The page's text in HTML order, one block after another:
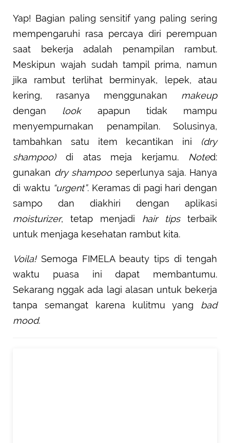
Yap! Bagian paling sensitif yang paling sering
mempengaruhi rasa percaya diri perempuan
saat bekerja adalah penampilan rambut.
Meskipun wajah sudah tampil prima, namun
jika rambut terlihat berminyak, lepek, atau
kering, rasanya menggunakan makeup
dengan lookapapun tidak mampu
menyempurnakan penampilan. Solusinya,
tambahkan satu item kecantikan ini (dry
shampoo)di atas meja kerjamu. Noted:
gunakan dry shampooseperlunya saja. Hanya
di waktu “urgent”. Keramas di pagi hari dengan
sampo dan diakhiri dengan aplikasi
moisturizer, tetap menjadi hair tipsterbaik
untuk menjaga kesehatan rambut kita.
Voila!Semoga FIMELA beauty tips di tengah
waktu puasa ini dapat membantumu.
Sekarang nggak ada lagi alasan untuk bekerja
tanpa semangat karena kulitmu yang bad
mood.